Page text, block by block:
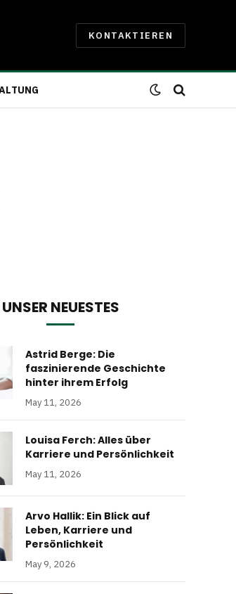
KONTAKTIEREN
UNSER NEUESTES
Astrid Berge: Die
faszinierende Geschichte
hinter ihrem Erfolg
May 11, 2026
Louisa Ferch: Alles über
Karriere und Persönlichkeit
May 11, 2026
Arvo Hallik: Ein Blick auf
Leben, Karriere und
Persönlichkeit
May 9, 2026